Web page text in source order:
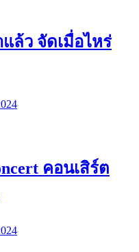
ล้ว จัดเมื่อไหร่
คอนเสิร์ต